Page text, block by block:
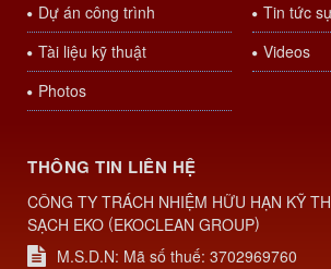
Dự án công trình
Tin tức
Tài liệu kỹ thuật
Videos
Photos
THÔNG TIN LIÊN HỆ
CÔNG TY TRÁCH NHIỆM HỮU HẠN KỸ
SẠCH EKO (EKOCLEAN GROUP)
M.S.D.N: Mã số thuế: 3702969760